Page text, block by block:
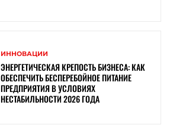
ИННОВАЦИИ
ЭНЕРГЕТИЧЕСКАЯ КРЕПОСТЬ БИЗНЕСА: КАК
ОБЕСПЕЧИТЬ БЕСПЕРЕБОЙНОЕ ПИТАНИЕ
ПРЕДПРИЯТИЯ В УСЛОВИЯХ
НЕСТАБИЛЬНОСТИ 2026 ГОДА